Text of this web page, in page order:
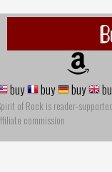
buy buy buy
of Rock is reader-
commission